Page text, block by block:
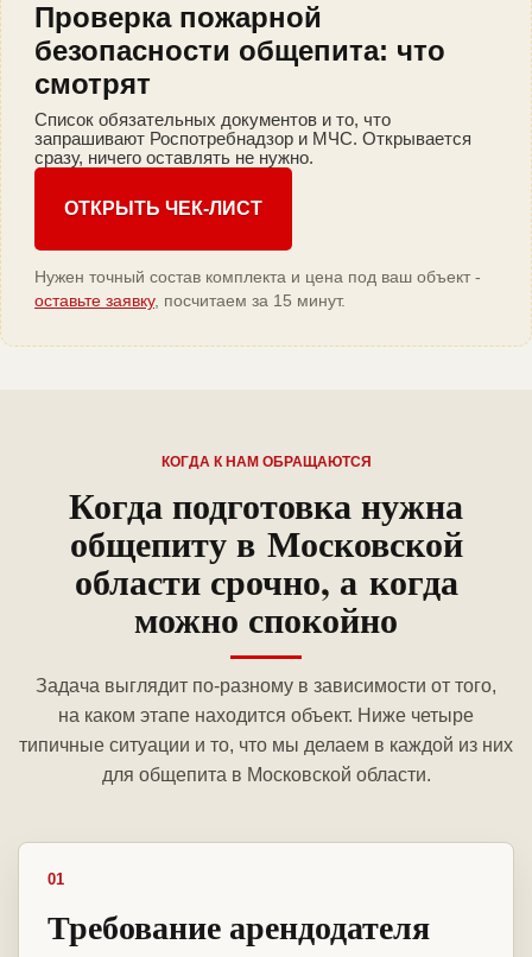
Проверка пожарной
безопасности общепита: что
смотрят
Список обязательных документов и то, что
запрашивают Роспотребнадзор и МЧС. Открывается
сразу, ничего оставлять не нужно.
ОТКРЫТЬ ЧЕК-ЛИСТ
Нужен точный состав комплекта и цена под ваш объект -
оставьте заявку, посчитаем за 15 минут.
КОГДА К НАМ ОБРАЩАЮТСЯ
Когда подготовка нужна
общепиту в Московской
области срочно, а когда
можно спокойно
Задача выглядит по-разному в зависимости от того,
на каком этапе находится объект. Ниже четыре
типичные ситуации и то, что мы делаем в каждой из них
для общепита в Московской области.
01
Требование арендодателя